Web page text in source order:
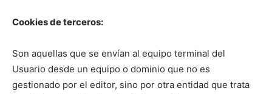
Cookies de terceros:
Son aquellas que se envían al equipo terminal del
Usuario desde un equipo o dominio que no es
gestionado por el editor, sino por otra entidad que trata